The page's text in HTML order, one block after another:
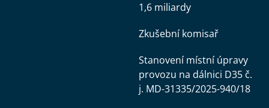
1,6 miliardy
Zkušební komisař
Stanovení místní úpravy
provozu na dálnici D35 č.
j. MD-31335/2025-940/18